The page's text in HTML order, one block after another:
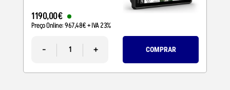
1190,00€
Preço Online:967,48€+ IVA 23%
- + COMPRAR